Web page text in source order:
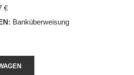
€
Banküberweisung